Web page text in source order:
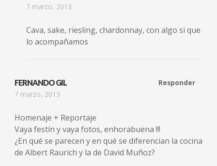
7 marzo, 2013
Cava, sake, riesling, chardonnay, con algo si que
lo acompañamos
FERNANDO GIL
7 marzo, 2013
Responder
Homenaje + Reportaje
Vaya festín y vaya fotos, enhorabuena !!!
¿En qué se parecen y en qué se diferencian la cocina
de Albert Raurich y la de David Muñoz?